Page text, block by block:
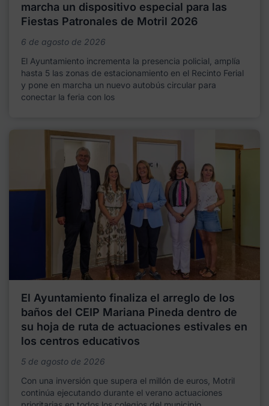
marcha un dispositivo especial para las
Fiestas Patronales de Motril 2026
6 de agosto de 2026
El Ayuntamiento incrementa la presencia policial, amplía
hasta 5 las zonas de estacionamiento en el Recinto Ferial
y pone en marcha un nuevo autobús circular para
conectar la feria con los
El Ayuntamiento finaliza el arreglo de los
baños del CEIP Mariana Pineda dentro de
su hoja de ruta de actuaciones estivales en
los centros educativos
5 de agosto de 2026
Con una inversión que supera el millón de euros, Motril
continúa ejecutando durante el verano actuaciones